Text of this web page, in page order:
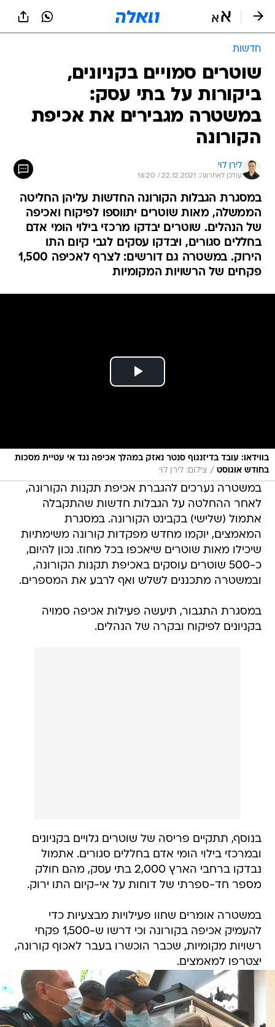
חדשות
שוטרים סמויים בקניונים,
ביקורות על בתי עסק:
במשטרה מגבירים את אכיפת
הקורונה
לירן לוי
עודכן לאחרונה: 22.12.2021 / 16:20
במסגרת הגבלות הקורונה החדשות עליהן החליטה
הממשלה, מאות שוטרים יתווספו לפיקוח ואכיפה
של הנהלים. שוטרים יבדקו מרכזי בילוי הומי אדם
בחללים סגורים, ויבדקו עסקים לגבי קיום התו
הירוק. במשטרה גם דורשים: לצרף לאכיפה 1,500
פקחים של הרשויות המקומיות
בווידאו: עובד בדיזנגוף סנטר נאזק במהלך אכיפה נגד אי עטיית מסכות
בחודש אוגוסט / צילום: לירן לוי
במשטרה נערכים להגברת אכיפת תקנות הקורונה,
לאחר ההחלטה על הגבלות חדשות שהתקבלה
אתמול (שלישי) בקבינט הקורונה. במסגרת
המאמצים, יוקמו מחדש מפקדות קורונה משימתיות
שיכילו מאות שוטרים שיאכפו בכל מחוז. נכון להיום,
כ-500 שוטרים עוסקים באכיפת תקנות הקורונה,
ובמשטרה מתכננים לשלש ואף לרבע את המספרים.
במסגרת התגבור, תיעשה פעילות אכיפה סמויה
בקניונים לפיקוח ובקרה של הנהלים.
בנוסף, תתקיים פריסה של שוטרים גלויים בקניונים
ובמרכזי בילוי הומי אדם בחללים סגורים. אתמול
נבדקו ברחבי הארץ 2,000 בתי עסק, מהם חולק
מספר חד-ספרתי של דוחות על אי-קיום התו ירוק.
במשטרה אומרים שחוו פעילויות מבצעיות כדי
להעמיק אכיפה בקורונה וכי דרשו ש-1,500 פקחי
רשויות מקומיות, שכבר הוכשרו בעבר לאכוף קורונה,
יצטרפו למאמצים.